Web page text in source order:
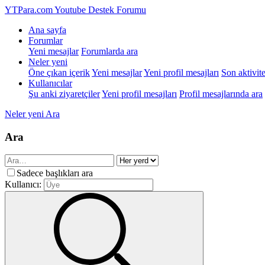
YTPara.comYoutube Destek Forumu
Ana sayfa
Forumlar
Yeni mesajlar Forumlarda ara
Neler yeni
Öne çıkan içerikYeni mesajlarYeni profil mesajları Son
Kullanıcılar
Şu anki ziyaretçilerYeni profil mesajları Profil mesajlarında ara
Neler yeni Ara
Ara
Sadece başlıkları ara
Kullanıcı: